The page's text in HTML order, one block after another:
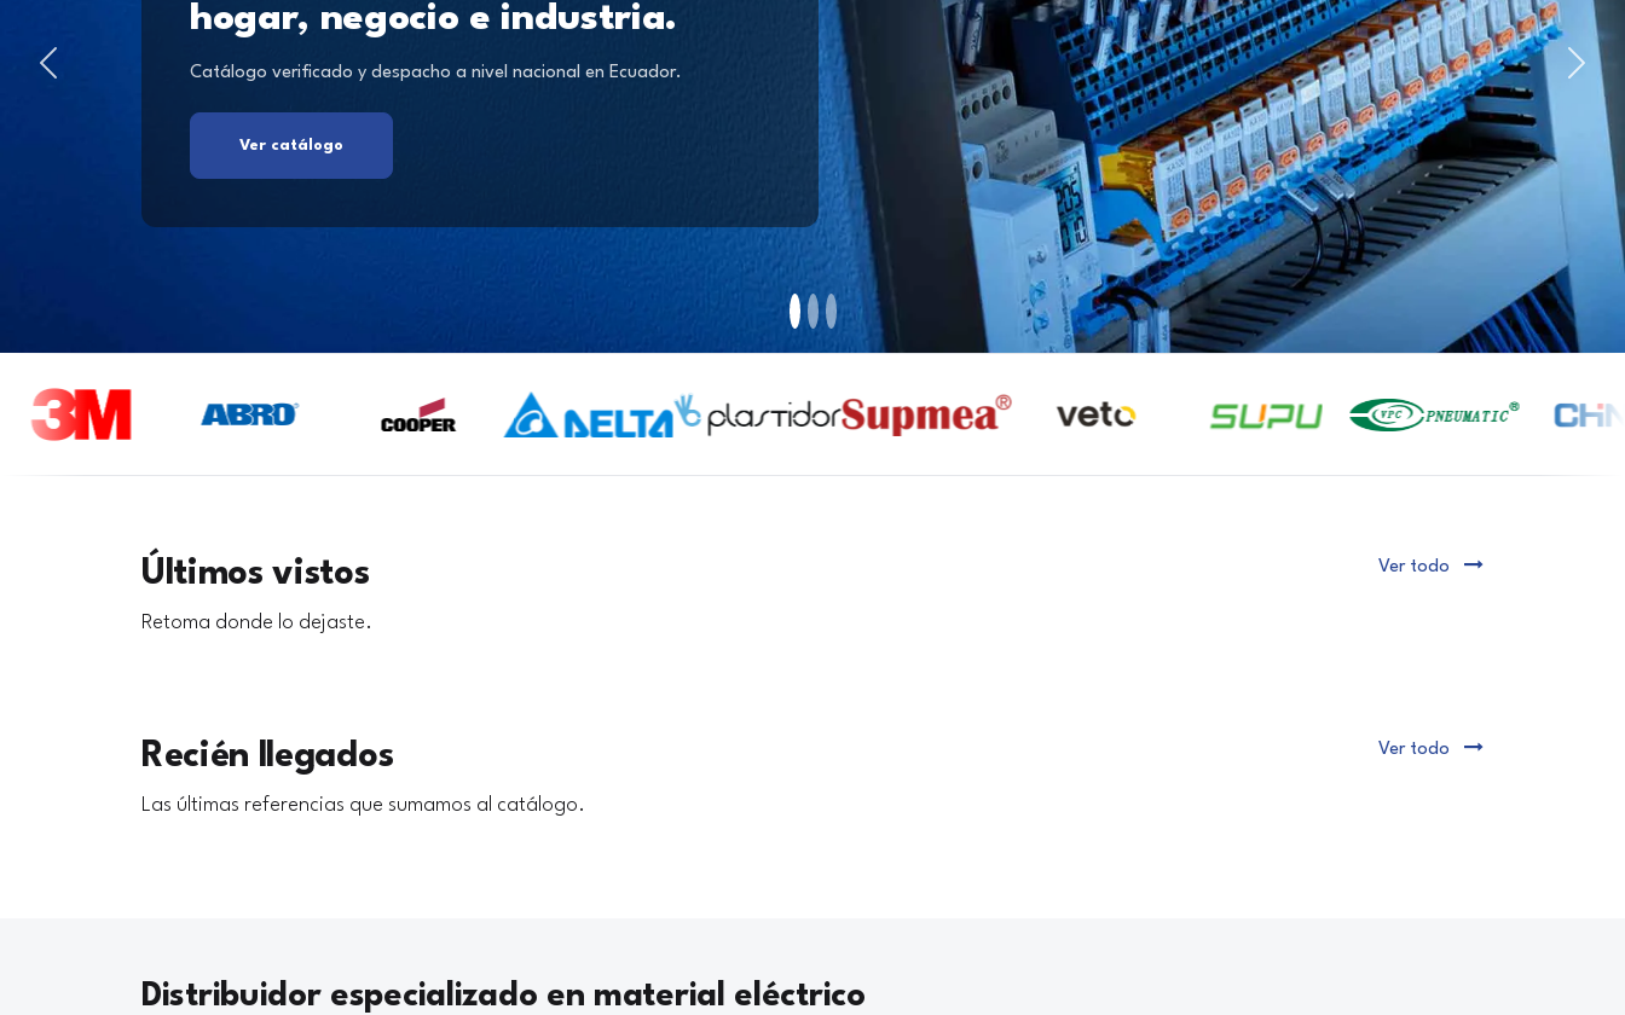
hogar, negocio e industria.
Catálogo verificado y despacho a nivel nacional en Ecuador.
Ver catálogo
Últimos vistos
Retoma donde lo dejaste.
Ver todo
Recién llegados
Las últimas referencias que sumamos al catálogo.
Ver todo
Distribuidor especializado en material eléctrico